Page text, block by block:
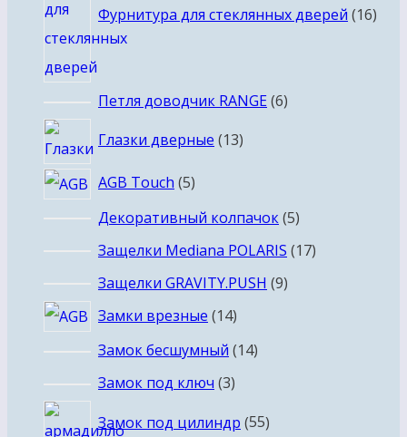
Фурнитура для стеклянных дверей 16
Петля доводчик RANGE 66
Глазки дверные 1313
AGB Touch 55
товаров
Декоративный колпачок 55
товаров
Защелки Mediana POLARIS 1717
Защелки GRAVITY.PUSH 99
Замки врезные 1414
товаров
Замок бесшумный 1414
Замок под ключ 33
товара
Замок под цилиндр 5555